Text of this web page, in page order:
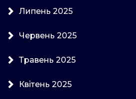
Липень 2025
Червень 2025
Травень 2025
Квітень 2025